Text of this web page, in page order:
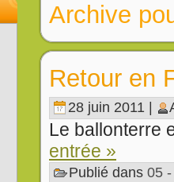
Archive
Retour en
28 juin 2011 |
Le ballonterre
entrée »
Publié dans 05